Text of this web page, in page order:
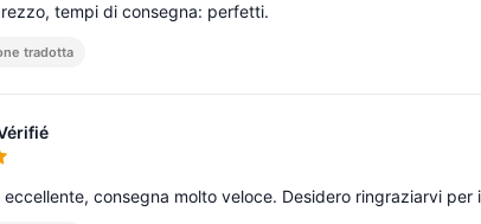
tempi di consegna: perfetti.
tradotta
consegna molto veloce. Desidero ringraziarvi